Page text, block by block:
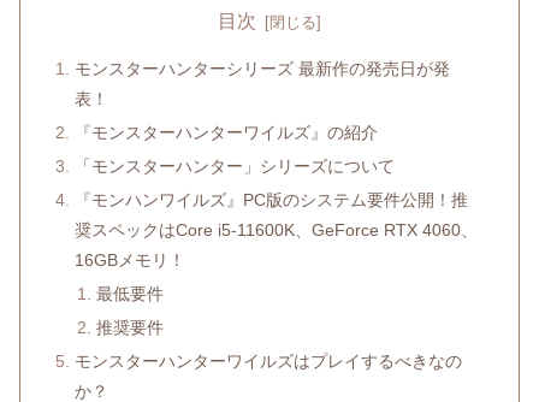
目次
モンスターハンターシリーズ 最新作の発売日が発
表！
『モンスターハンターワイルズ』の紹介
「モンスターハンター」シリーズについて
『モンハンワイルズ』PC版のシステム要件公開！推
奨スペックはCore i5-11600K、GeForce RTX 4060、
16GBメモリ！
最低要件
推奨要件
モンスターハンターワイルズはプレイするべきなの
か？